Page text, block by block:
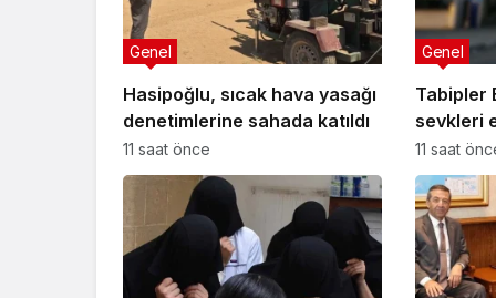
Hasipoğlu, sıcak hava yasağı
denetimlerine sahada katıldı
Genel
11 saat önce
Tabipler
sevkleri
Genel
11 saat